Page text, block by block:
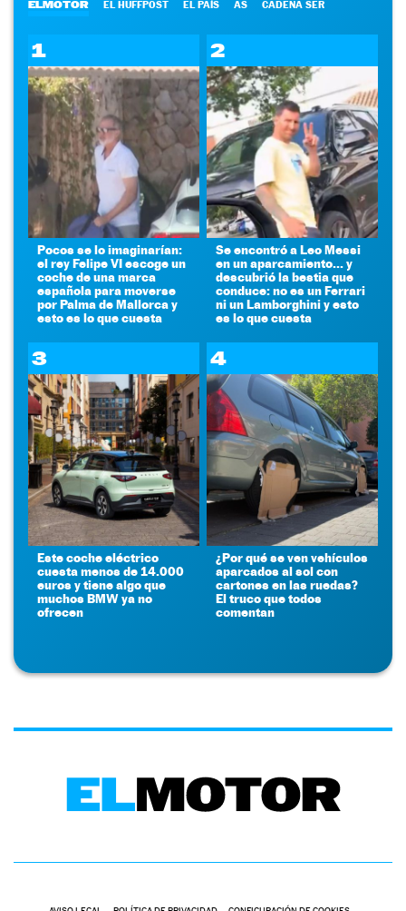
ELMOTOR EL HUFFPOST EL PAÍS AS CADENA SER
1
Pocos se lo imaginarían:
el rey Felipe VI escoge un
coche de una marca
española para moverse
por Palma de Mallorca y
esto es lo que cuesta
2
Se encontró a Leo Messi
en un aparcamiento... y
descubrió la bestia que
conduce: no es un Ferrari
ni un Lamborghini y esto
es lo que cuesta
3
Este coche eléctrico
cuesta menos de 14.000
euros y tiene algo que
muchos BMW ya no
ofrecen
4
¿Por qué se ven vehículos
aparcados al sol con
cartones en las ruedas?
El truco que todos
comentan